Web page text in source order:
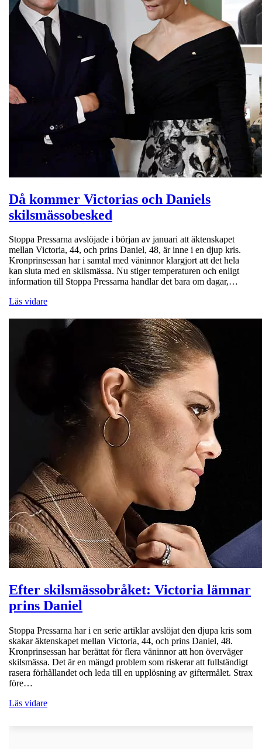
Då kommer Victorias och Daniels
skilsmässobesked
Stoppa Pressarna avslöjade i början av januari att äktenskapet
mellan Victoria, 44, och prins Daniel, 48, är inne i en djup kris.
Kronprinsessan har i samtal med väninnor klargjort att det hela
kan sluta med en skilsmässa. Nu stiger temperaturen och enligt
information till Stoppa Pressarna handlar det bara om dagar,…
Läs vidare
Efter skilsmässobråket: Victoria lämnar
prins Daniel
Stoppa Pressarna har i en serie artiklar avslöjat den djupa kris som
skakar äktenskapet mellan Victoria, 44, och prins Daniel, 48.
Kronprinsessan har berättat för flera väninnor att hon överväger
skilsmässa. Det är en mängd problem som riskerar att fullständigt
rasera förhållandet och leda till en upplösning av giftermålet. Strax
före…
Läs vidare